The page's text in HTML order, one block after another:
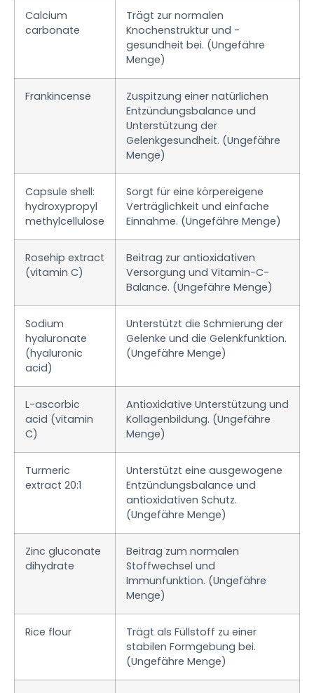
Calcium
carbonate
Trägt zur normalen
Knochenstruktur und -
gesundheit bei. (Ungefähre
Menge)
Frankincense
Zuspitzung einer natürlichen
Entzündungsbalance und
Unterstützung der
Gelenkgesundheit. (Ungefähre
Menge)
Capsule shell:
hydroxypropyl
methylcellulose
Sorgt für eine körpereigene
Verträglichkeit und einfache
Einnahme. (Ungefähre Menge)
Rosehip extract
(vitamin C)
Beitrag zur antioxidativen
Versorgung und Vitamin-C-
Balance. (Ungefähre Menge)
Sodium
hyaluronate
(hyaluronic
acid)
Unterstützt die Schmierung der
Gelenke und die Gelenkfunktion.
(Ungefähre Menge)
L-ascorbic
acid (vitamin
C)
Antioxidative Unterstützung und
Kollagenbildung. (Ungefähre
Menge)
Turmeric
extract 20:1
Unterstützt eine ausgewogene
Entzündungsbalance und
antioxidativen Schutz.
(Ungefähre Menge)
Zinc gluconate
dihydrate
Beitrag zum normalen
Stoffwechsel und
Immunfunktion. (Ungefähre
Menge)
Rice flour
Trägt als Füllstoff zu einer
stabilen Formgebung bei.
(Ungefähre Menge)